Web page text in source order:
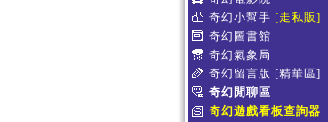
奇幻小幫手 [走私販]
奇幻圖書館
奇幻氣象局
奇幻留言版 [精華區]
奇幻閒聊區
奇幻遊戲看板查詢器